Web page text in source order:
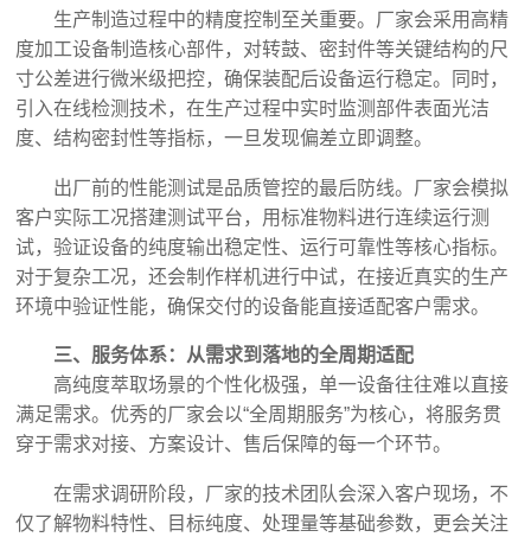
生产制造过程中的精度控制至关重要。厂家会采用高精
度加工设备制造核心部件，对转鼓、密封件等关键结构的尺
寸公差进行微米级把控，确保装配后设备运行稳定。同时，
引入在线检测技术，在生产过程中实时监测部件表面光洁
度、结构密封性等指标，一旦发现偏差立即调整。
出厂前的性能测试是品质管控的最后防线。厂家会模拟
客户实际工况搭建测试平台，用标准物料进行连续运行测
试，验证设备的纯度输出稳定性、运行可靠性等核心指标。
对于复杂工况，还会制作样机进行中试，在接近真实的生产
环境中验证性能，确保交付的设备能直接适配客户需求。
三、服务体系：从需求到落地的全周期适配
高纯度萃取场景的个性化极强，单一设备往往难以直接
满足需求。优秀的厂家会以“全周期服务”为核心，将服务贯
穿于需求对接、方案设计、售后保障的每一个环节。
在需求调研阶段，厂家的技术团队会深入客户现场，不
仅了解物料特性、目标纯度、处理量等基础参数，更会关注